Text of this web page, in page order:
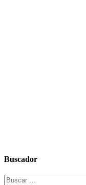
Buscador
Buscar: